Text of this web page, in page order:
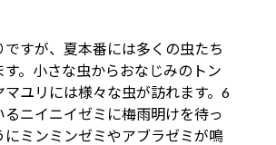
ですが、夏本番には多くの虫たち
。小さな虫からおなじみのトン
マユリには様々な虫が訪れます。6
るニイニイゼミに梅雨明けを待っ
にミンミンゼミやアブラゼミが鳴